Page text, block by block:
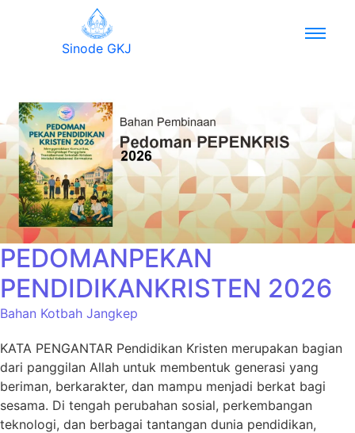
Sinode GKJ
PEDOMANPEKAN
PENDIDIKANKRISTEN 2026
Bahan Kotbah Jangkep
KATA PENGANTAR Pendidikan Kristen merupakan bagian
dari panggilan Allah untuk membentuk generasi yang
beriman, berkarakter, dan mampu menjadi berkat bagi
sesama. Di tengah perubahan sosial, perkembangan
teknologi, dan berbagai tantangan dunia pendidikan,